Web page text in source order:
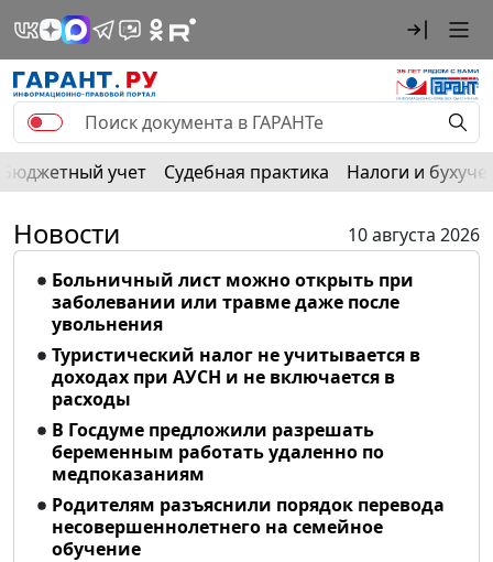
Бюджетный учет Судебная практика Налоги и
Новости
10 августа 2026
Больничный лист можно открыть при
заболевании или травме даже после
увольнения
Туристический налог не учитывается в
доходах при АУСН и не включается в
расходы
В Госдуме предложили разрешать
беременным работать удаленно по
медпоказаниям
Родителям разъяснили порядок перевода
несовершеннолетнего на семейное
обучение